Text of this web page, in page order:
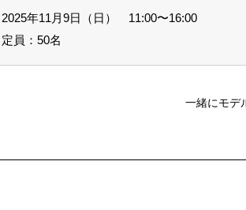
2025年11月9日（日） 11:00〜16:00
定員：50名
一緒にモデ